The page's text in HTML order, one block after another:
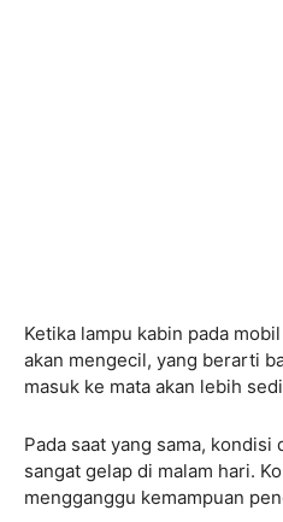
Ketika lampu kabin pada
akan mengecil, yang berarti
masuk ke mata akan lebih
Pada saat yang sama,
sangat gelap di malam hari.
mengganggu kemampuan